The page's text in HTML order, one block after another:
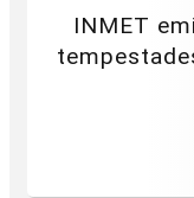
INMET